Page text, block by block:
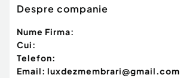
Despre companie
Nume Firma:
Cui:
Telefon:
Email: luxdezmembrari@gmail.com